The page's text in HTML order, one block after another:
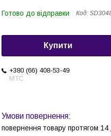
Готово до відправки Код:
Купити
+380 (66) 408-53-49
МТС
повернення товару протягом 14